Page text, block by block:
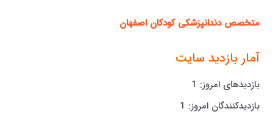
متخصص دندانپزشکی کودکان اصفهان
آمار بازدید سایت
بازدیدهای امروز: 1
بازدیدکنندگان امروز: 1